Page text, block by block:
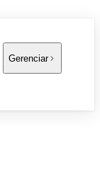
Gerenciar